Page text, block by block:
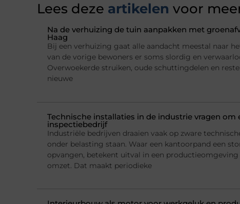
Lees deze artikelen voor
Na de verhuizing de tuin aanpakken met
Haag
Bij een verhuizing gaat alle aandacht meestal naar
van de vorige bewoners er soms slordig en
Overwoekerde struiken, oude schuttingdelen en
nieuwe
Technische installaties in de industrie vragen om
inspectiebedrijf
Industriële bedrijven draaien vaak op zware
onder belasting staan. Waar een kantoorpand een
opvangen, betekent uitval in een
omzet. Dat maakt periodieke